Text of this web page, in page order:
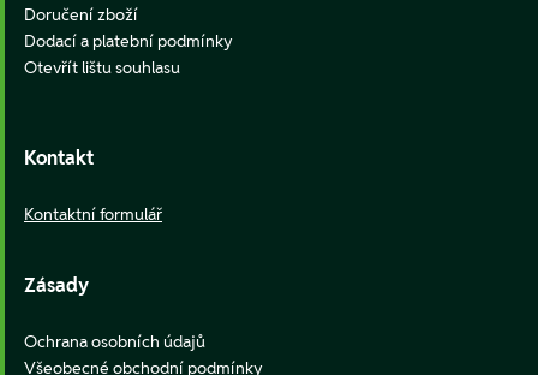
Doručení zboží
Dodací a platební podmínky
Otevřít lištu souhlasu
Kontakt
Kontaktní formulář
Zásady
Ochrana osobních údajů
Všeobecné obchodní podmínky